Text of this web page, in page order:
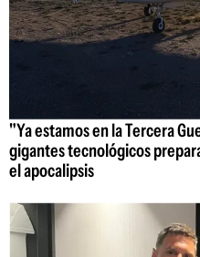
"Ya estamos en la Tercera
gigantes tecnológicos
el apocalipsis